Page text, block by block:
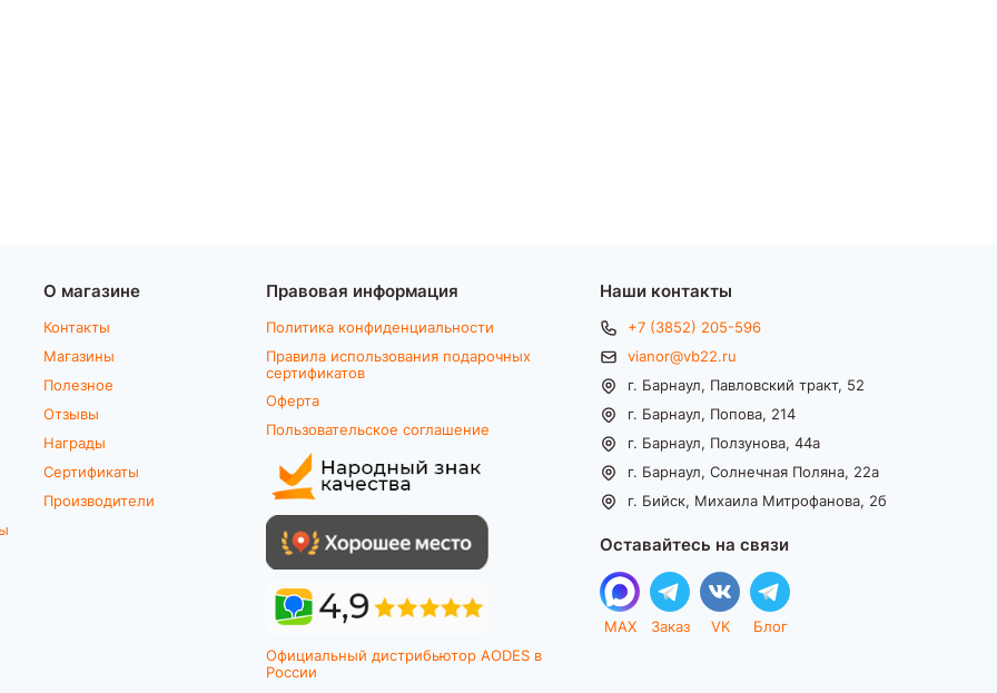
О магазине
Контакты
Магазины
Полезное
Отзывы
Награды
Сертификаты
Производители
Правовая информация
Политика конфиденциальности
Правила использования подарочных
сертификатов
Оферта
Пользовательское соглашение
Официальный дистрибьютор AODES в
России
Наши контакты
+7 (3852) 205-596
vianor@vb22.ru
г. Барнаул, Павловский тракт, 52
г. Барнаул, Попова, 214
г. Барнаул, Ползунова, 44а
г. Барнаул, Солнечная Поляна, 22а
г. Бийск, Михаила Митрофанова, 2б
Оставайтесь на связи
MAX Заказ VK Блог